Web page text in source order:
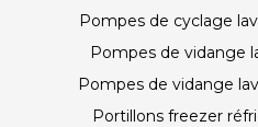
Pompes de cyclage
Pompes de vidange
Pompes de vidange
Portillons freezer